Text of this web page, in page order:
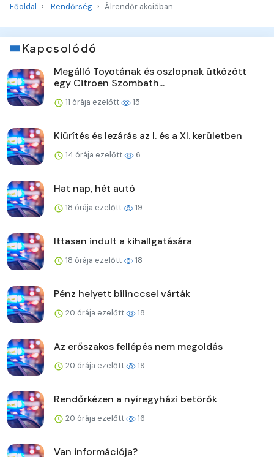
Főoldal Rendőrség Álrendőr akcióban
Kapcsolódó
Megálló Toyotának és oszlopnak ütközött
egy Citroen Szombath...
11 órája ezelőtt 15
Kiürítés és lezárás az I. és a XI. kerületben
14 órája ezelőtt 6
Hat nap, hét autó
18 órája ezelőtt 19
Ittasan indult a kihallgatására
18 órája ezelőtt 18
Pénz helyett bilinccsel várták
20 órája ezelőtt 18
Az erőszakos fellépés nem megoldás
20 órája ezelőtt 19
Rendőrkézen a nyíregyházi betörők
20 órája ezelőtt 16
Van információja?